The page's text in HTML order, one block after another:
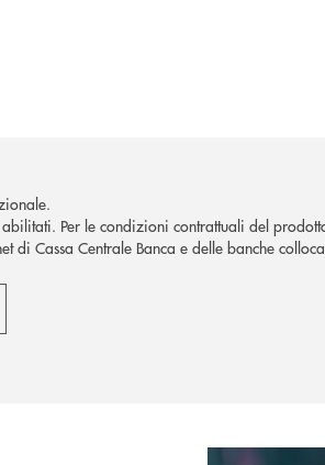
abilitati. Per le condizioni contrattuali del
di Cassa Centrale Banca e delle banche